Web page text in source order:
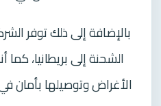
بالإضافة إلى ذلك توفر
الشحنة إلى بريطانيا،
الأغراض وتوصيلها بأمان